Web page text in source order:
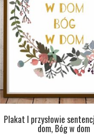
Plakat I przysłowie
dom, Bóg w dom